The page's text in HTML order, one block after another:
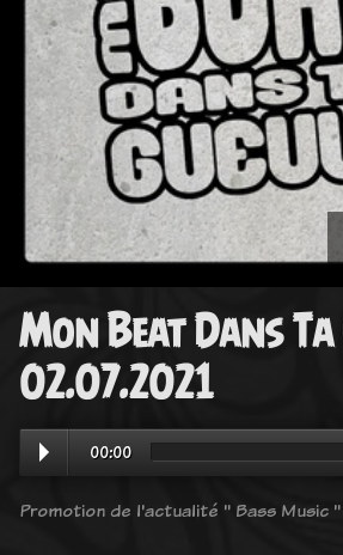
Mon Beat Dans
02.07.2021
00:00
Promotion de l'actualité " Bass Music "